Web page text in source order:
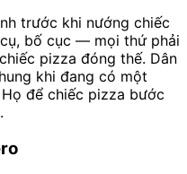
trước khi nướng chiếc
bố cục — mọi thứ phải
pizza đóng thế. Dân
khi đang có một
để chiếc pizza bước